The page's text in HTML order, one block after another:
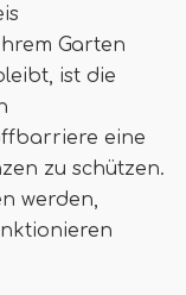
Garten
ist die
eine
zu schützen.
werden,